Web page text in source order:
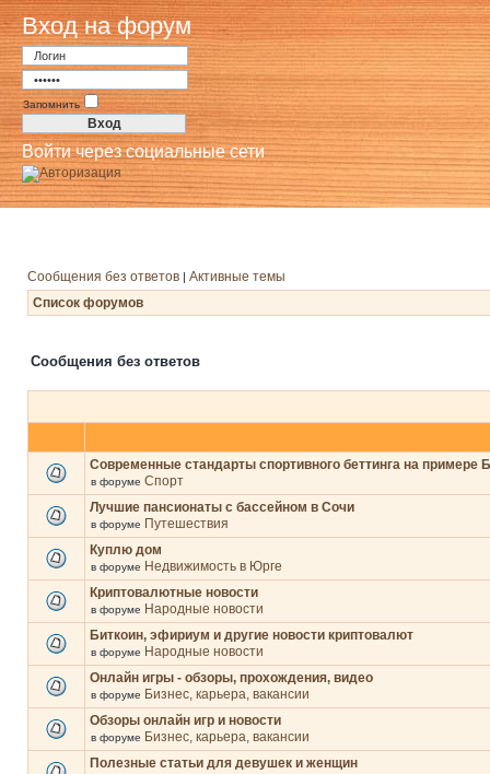
Вход на форум
Запомнить
Войти через социальные сети
Сообщения без ответов | Активные темы
Список форумов
Сообщения без ответов
Современные стандарты спортивного беттинга на примере
в форуме Спорт
Лучшие пансионаты с бассейном в Сочи
в форуме Путешествия
Куплю дом
в форуме Недвижимость в Юрге
Криптовалютные новости
в форуме Народные новости
Биткоин, эфириум и другие новости криптовалют
в форуме Народные новости
Онлайн игры - обзоры, прохождения, видео
в форуме Бизнес, карьера, вакансии
Обзоры онлайн игр и новости
в форуме Бизнес, карьера, вакансии
Полезные статьи для девушек и женщин